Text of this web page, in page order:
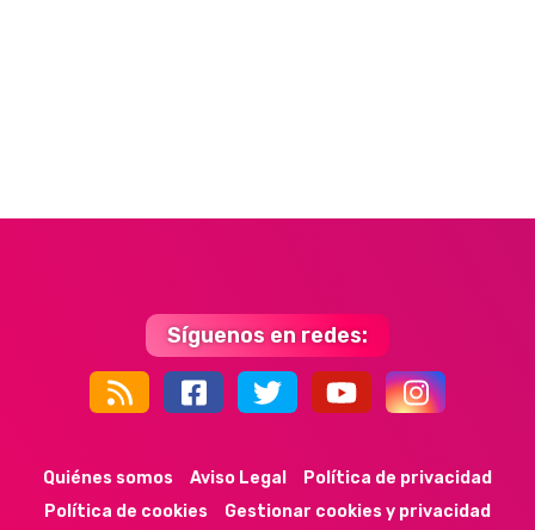
Síguenos en redes:
44k 9k 35k 352
Quiénes somos Aviso Legal
Política de privacidad
Política de cookies
Gestionar cookies y privacidad